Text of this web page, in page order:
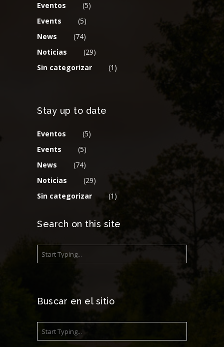
Eventos
(5)
Events
(5)
News
(74)
Noticias
(29)
Sin categorizar
(1)
Stay up to date
Eventos
(5)
Events
(5)
News
(74)
Noticias
(29)
Sin categorizar
(1)
Search on this site
Buscar en el sitio